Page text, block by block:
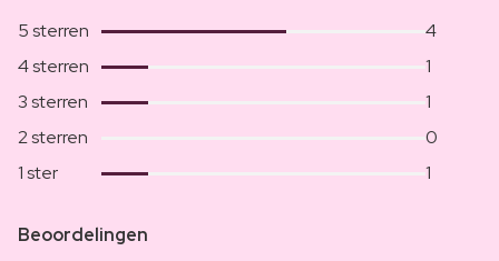
5 sterren
4
4 sterren
1
3 sterren
1
2 sterren
0
1 ster
1
Beoordelingen